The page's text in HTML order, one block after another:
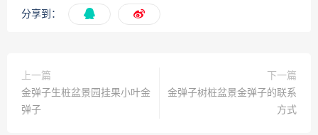
分享到：
上一篇
金弹子生桩盆景园挂果小叶金
弹子
下一篇
金弹子树桩盆景金弹子的联系
方式